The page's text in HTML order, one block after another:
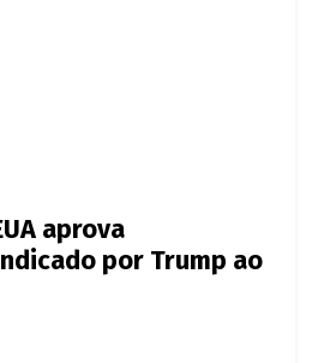
aprova
por Trump ao